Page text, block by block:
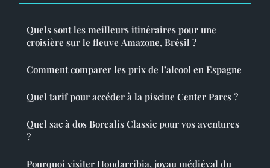
Quels sont les meilleurs itinéraires pour une
croisière sur le fleuve Amazone, Brésil ?
Comment comparer les prix de l’alcool en Espagne
Quel tarif pour accéder à la piscine Center Parcs ?
Quel sac à dos Borealis Classic pour vos aventures
?
Pourquoi visiter Hondarribia, joyau médiéval du